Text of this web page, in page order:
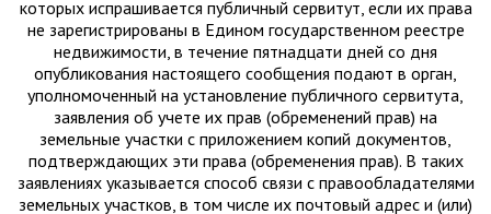
которых испрашивается публичный сервитут, если их права
не зарегистрированы в Едином государственном реестре
недвижимости, в течение пятнадцати дней со дня
опубликования настоящего сообщения подают в орган,
уполномоченный на установление публичного сервитута,
заявления об учете их прав (обременений прав) на
земельные участки с приложением копий документов,
подтверждающих эти права (обременения прав). В таких
заявлениях указывается способ связи с правообладателями
земельных участков, в том числе их почтовый адрес и (или)